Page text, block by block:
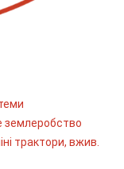
землеробство
трактори, вжив.